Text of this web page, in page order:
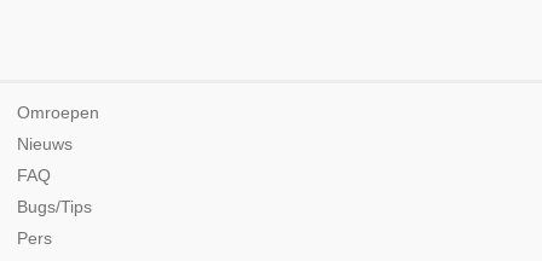
Omroepen
Nieuws
FAQ
Bugs/Tips
Pers